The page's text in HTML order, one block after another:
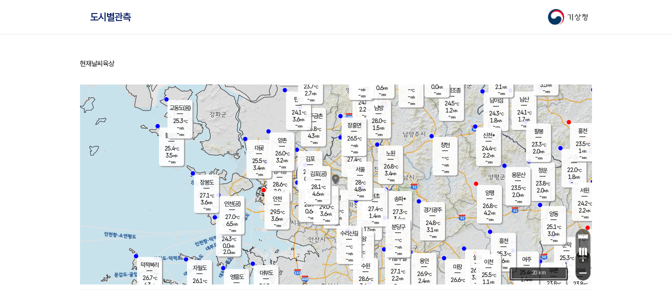
기상청
도시별관측
홈
현재날씨 육상
문막
25.3℃
3.1m/s
mm
남이섬
24.3℃
1.8m/s
-mm
무의도
24.3℃
0.0m/s
2.0mm
영흥도
볼음도
25.4℃
3.5m/s
-mm
자월도
26.1℃
양주
24.8℃
2.2
-mm
부론
23.8℃
과천
26.8℃
1.5m/s
- mm
남산
24.1℃
1.7m/s
-mm
장봉도
27.1℃
3.6m/s
-mm
청운
23.8℃
2.0m/s
-mm
팔봉
23.3℃
2.0m/s
-mm
용인
26.9℃
2.4m/s
여주
25.4℃
1.4m/s
양동
25.1℃
3.0m/s
-mm
경기광주
24.8℃
3.1 m/s
-mm
2.1 m/s
-mm
대부도
24.0
경서동
28.6℃
2.9m/s
-mm
파주금촌
25.8℃
4.3m/s
-mm
가평조종
24.5℃
1.2m/s
-mm
-℃
-m/s
-mm
대곶
25.5℃
3.4m/s
-mm
신천*
24.4℃
2.2m/s
-mm
창현
-℃
-m/s
-mm
탄현
24.1℃
3.6m/s
-mm
0.0m/s
-mm
흥천
25.3℃
1.6m/s
-mm
마장
26.6℃
의왕
- ℃
m/s
mm
김포
28.2℃
0.8 m/s
mm
설봉
26.1
3.5 m/s
- mm
광명
28.8 ℃
2.1 m/s
-mm
부천
28.9℃
0.6m/s
-mm
양촌
26.0℃
3.2m/s
-mm
구로
29.0℃
3.6m/s
-mm
은평
27.4℃
1.8 m/s
- mm
노원
26.8℃
3.4m/s
-mm
송파*
27.3℃
3.4m/s
-mm
서초
27.4℃
1.4m/s
-mm
남방
28.0℃
1.5m/s
-mm
기흥구갈
27.1℃
2.2m/s
-
수리산길
-℃
-m/s
-mm
분당구
-℃
-m/s
-mm
장흥면
26.5℃
-m/s
-mm
-m/s
-mm
시동
22.0℃
1.8m/s
- mm
귀래
23.8℃
서원
24.2℃
2.2m/s
-mm
용문산
23.5℃
2.0m/s
-mm
덕적북리
26.7℃
4.3 m/s
인천(공)
27.0℃
6.5m/s
-mm
김포(공)
28.1℃
4.6m/s
-mm
교동도(음)
25.3℃
-m/s
-mm
홍천
23.5℃
1 m/s
-mm
이천
25.5℃
1.1 m/s
양평
26.8℃
4.2m/s
-mm
수원
28.6℃
3.6 m/s
인천
29.5℃
3.6m/s
-mm
서울
28℃
4.8m/s
-mm
3.5m/s
-mm
23.7℃
2.7m/s
-mm
0.6m/s
-mm
+
−
20 km